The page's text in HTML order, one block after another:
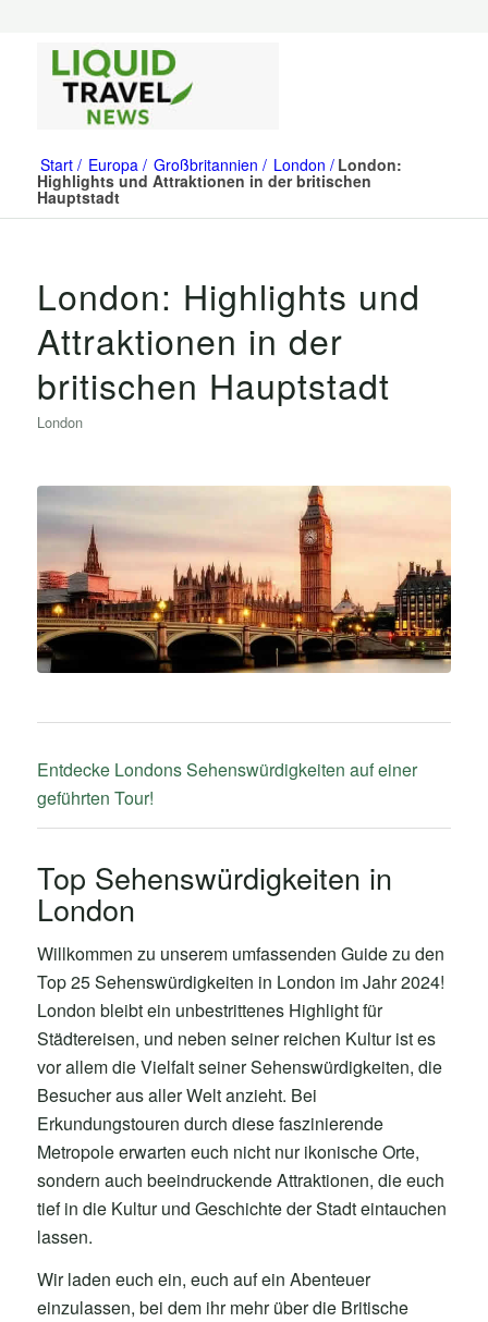
Start Europa Großbritannien London London:
Highlights und Attraktionen in der britischen
Hauptstadt
London: Highlights und
Attraktionen in der
britischen Hauptstadt
London
Entdecke Londons Sehenswürdigkeiten auf einer
geführten Tour!
Top Sehenswürdigkeiten in
London
Willkommen zu unserem umfassenden Guide zu den
Top 25 Sehenswürdigkeiten in London im Jahr 2024!
London bleibt ein unbestrittenes Highlight für
Städtereisen, und neben seiner reichen Kultur ist es
vor allem die Vielfalt seiner Sehenswürdigkeiten, die
Besucher aus aller Welt anzieht. Bei
Erkundungstouren durch diese faszinierende
Metropole erwarten euch nicht nur ikonische Orte,
sondern auch beeindruckende Attraktionen, die euch
tief in die Kultur und Geschichte der Stadt eintauchen
lassen.
Wir laden euch ein, euch auf ein Abenteuer
einzulassen, bei dem ihr mehr über die Britische